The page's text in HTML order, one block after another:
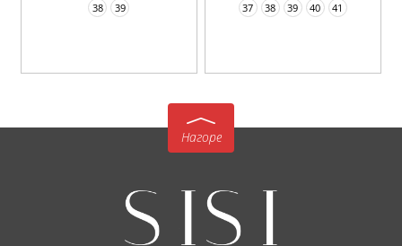
38 39 37 38 39 40 41
Нагоре